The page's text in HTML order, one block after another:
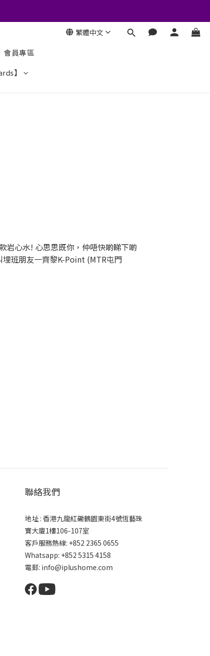
繁體中文
會員專區
】
岩心水! 心思思既你，仲唔快啲睇下啲
班朋友一齊黎K-Point (MTR屯門
聯絡我們
地址 : 香港九龍紅磡鶴園東街4號恆藝珠
寶大廈1樓106-107室
客戶服務熱線: +852 2365 0655
Whatsapp: +852 5315 4158
電郵: info@iplushome.com